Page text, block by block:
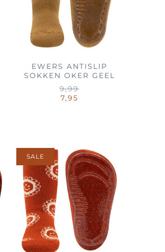
EWERS ANTISLIP
SOKKEN OKER GEEL
9,99
7,95
SALE